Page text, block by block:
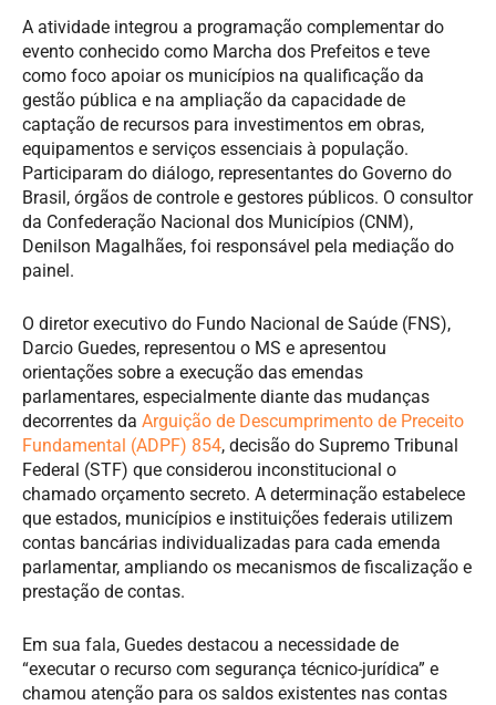
A atividade integrou a programação complementar do
evento conhecido como Marcha dos Prefeitos e teve
como foco apoiar os municípios na qualificação da
gestão pública e na ampliação da capacidade de
captação de recursos para investimentos em obras,
equipamentos e serviços essenciais à população.
Participaram do diálogo, representantes do Governo do
Brasil, órgãos de controle e gestores públicos. O consultor
da Confederação Nacional dos Municípios (CNM),
Denilson Magalhães, foi responsável pela mediação do
painel.
O diretor executivo do Fundo Nacional de Saúde (FNS),
Darcio Guedes, representou o MS e apresentou
orientações sobre a execução das emendas
parlamentares, especialmente diante das mudanças
decorrentes da Arguição de Descumprimento de Preceito
Fundamental (ADPF) 854, decisão do Supremo Tribunal
Federal (STF) que considerou inconstitucional o
chamado orçamento secreto. A determinação estabelece
que estados, municípios e instituições federais utilizem
contas bancárias individualizadas para cada emenda
parlamentar, ampliando os mecanismos de fiscalização e
prestação de contas.
Em sua fala, Guedes destacou a necessidade de
“executar o recurso com segurança técnico-jurídica” e
chamou atenção para os saldos existentes nas contas